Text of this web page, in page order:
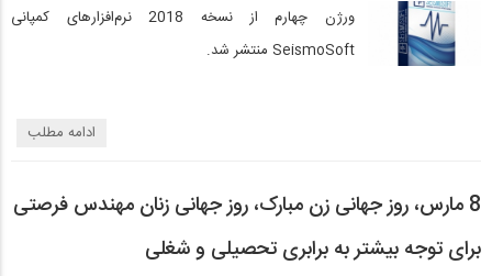
ورژن چهارم از نسخه 2018 نرم‌افزارهای کمپانی
SeismoSoft منتشر شد.
ادامه مطلب
8 مارس، روز جهانی زن مبارک، روز جهانی زنان مهندس فرصتی
برای توجه بیشتر به برابری تحصیلی و شغلی